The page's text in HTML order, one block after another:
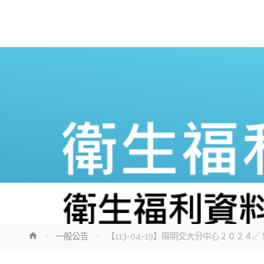
Home一般公告 【113-04-19】陽明交大分中心２０２４